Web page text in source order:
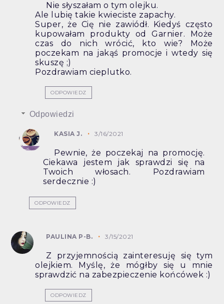
Nie słyszałam o tym olejku.
Ale lubię takie kwieciste zapachy.
Super, że Cię nie zawiódł. Kiedyś często
kupowałam produkty od Garnier. Może
czas do nich wrócić, kto wie? Może
poczekam na jakąś promocje i wtedy się
skuszę ;)
Pozdrawiam cieplutko.
ODPOWIEDZ
Odpowiedzi
KASIA J. 3/16/2021
Pewnie, że poczekaj na promocję.
Ciekawa jestem jak sprawdzi się na
Twoich włosach. Pozdrawiam
serdecznie :)
ODPOWIEDZ
PAULINA P-B. 3/15/2021
Z przyjemnością zainteresuję się tym
olejkiem. Myślę, że mógłby się u mnie
sprawdzić na zabezpieczenie końcówek :)
ODPOWIEDZ